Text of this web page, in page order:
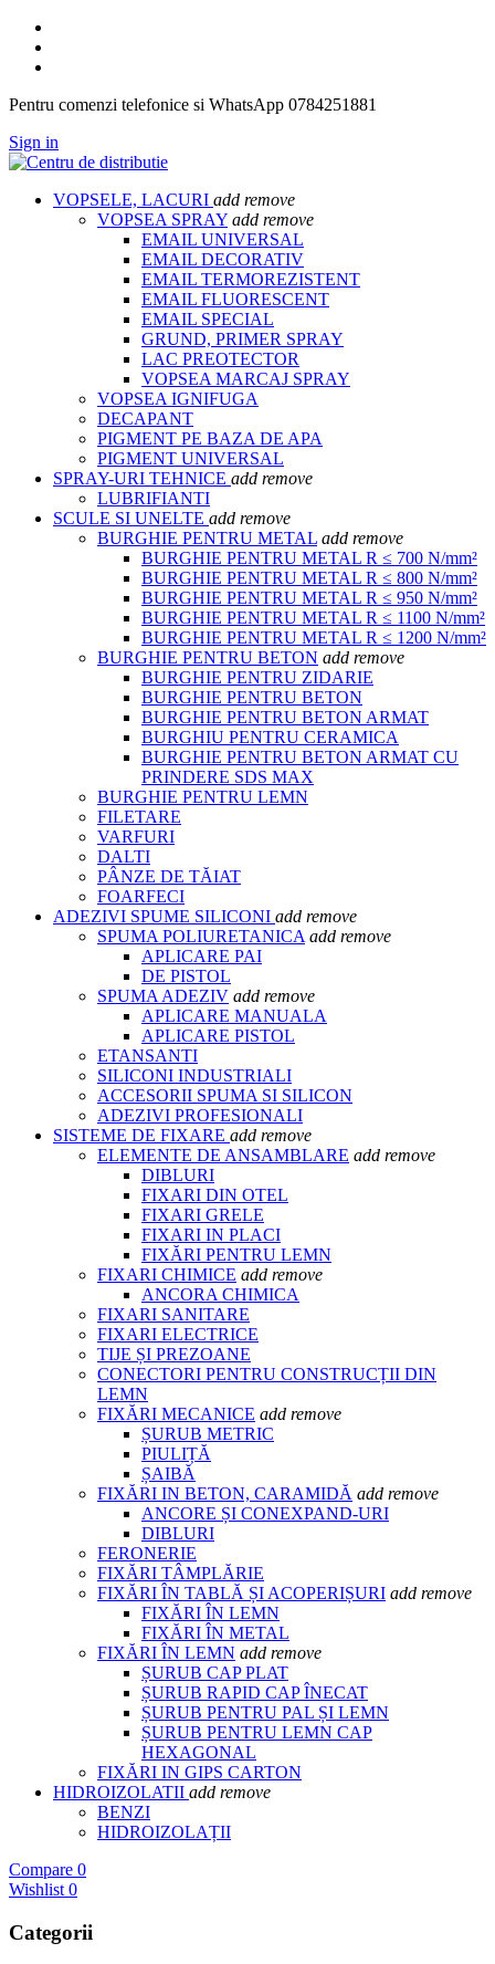
Pentru comenzi telefonice si WhatsApp 0784251881
Sign in
VOPSELE, LACURI add remove
VOPSEA SPRAY add remove
EMAIL UNIVERSAL
EMAIL DECORATIV
EMAIL TERMOREZISTENT
EMAIL FLUORESCENT
EMAIL SPECIAL
GRUND, PRIMER SPRAY
LAC PREOTECTOR
VOPSEA MARCAJ SPRAY
VOPSEA IGNIFUGA
DECAPANT
PIGMENT PE BAZA DE APA
PIGMENT UNIVERSAL
SPRAY-URI TEHNICE add remove
LUBRIFIANTI
SCULE SI UNELTE add remove
BURGHIE PENTRU METAL add remove
BURGHIE PENTRU METAL R ≤ 700 N/mm²
BURGHIE PENTRU METAL R ≤ 800 N/mm²
BURGHIE PENTRU METAL R ≤ 950 N/mm²
BURGHIE PENTRU METAL R ≤ 1100 N/mm²
BURGHIE PENTRU METAL R ≤ 1200 N/mm²
BURGHIE PENTRU BETON add remove
BURGHIE PENTRU ZIDARIE
BURGHIE PENTRU BETON
BURGHIE PENTRU BETON ARMAT
BURGHIU PENTRU CERAMICA
BURGHIE PENTRU BETON ARMAT CU
PRINDERE SDS MAX
BURGHIE PENTRU LEMN
FILETARE
VARFURI
DALTI
PÂNZE DE TĂIAT
FOARFECI
ADEZIVI SPUME SILICONI add remove
SPUMA POLIURETANICA add remove
APLICARE PAI
DE PISTOL
SPUMA ADEZIV add remove
APLICARE MANUALA
APLICARE PISTOL
ETANSANTI
SILICONI INDUSTRIALI
ACCESORII SPUMA SI SILICON
ADEZIVI PROFESIONALI
SISTEME DE FIXARE add remove
ELEMENTE DE ANSAMBLARE add remove
DIBLURI
FIXARI DIN OTEL
FIXARI GRELE
FIXARI IN PLACI
FIXĂRI PENTRU LEMN
FIXARI CHIMICE add remove
ANCORA CHIMICA
FIXARI SANITARE
FIXARI ELECTRICE
TIJE ȘI PREZOANE
CONECTORI PENTRU CONSTRUCȚII DIN
LEMN
FIXĂRI MECANICE add remove
ȘURUB METRIC
PIULIȚĂ
ȘAIBĂ
FIXĂRI IN BETON, CARAMIDĂ add remove
ANCORE ȘI CONEXPAND-URI
DIBLURI
FERONERIE
FIXĂRI TÂMPLĂRIE
FIXĂRI ÎN TABLĂ ȘI ACOPERIȘURI add remove
FIXĂRI ÎN LEMN
FIXĂRI ÎN METAL
FIXĂRI ÎN LEMN add remove
ȘURUB CAP PLAT
ȘURUB RAPID CAP ÎNECAT
ȘURUB PENTRU PAL ȘI LEMN
ȘURUB PENTRU LEMN CAP
HEXAGONAL
FIXĂRI IN GIPS CARTON
HIDROIZOLATII add remove
BENZI
HIDROIZOLAȚII
Compare 0
Wishlist 0
Categorii